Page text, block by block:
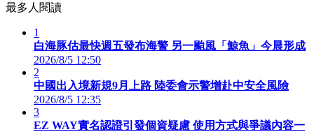
最多人閱讀
1
白海豚估最快週五發布海警 另一颱風「鯨魚」今晨形成
2026/8/5 12:50
2
中國出入境新規9月上路 陸委會示警增赴中安全風險
2026/8/5 12:35
3
EZ WAY實名認證引發個資疑慮 使用方式與爭議內容一